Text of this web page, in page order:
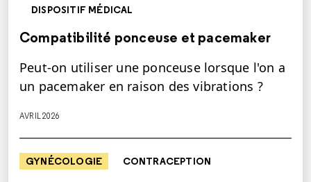
DISPOSITIF MÉDICAL
Compatibilité ponceuse et pacemaker
Peut-on utiliser une ponceuse lorsque l'on a
un pacemaker en raison des vibrations ?
AVRIL 2026
GYNÉCOLOGIE CONTRACEPTION